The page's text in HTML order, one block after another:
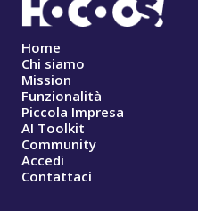
Home
Chi siamo
Mission
Funzionalità
Piccola Impresa
AI Toolkit
Community
Accedi
Contattaci